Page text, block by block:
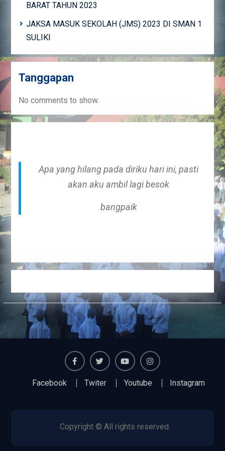
BARAT TAHUN 2023
JAKSA MASUK SEKOLAH (JMS) 2023 DI SMAN 1
SULIKI
Tanggapan
No comments to show.
Apa yang hilang pada diriku hari ini, pasti
akan aku ambil lagi besok
bangpaik
FacebookTwiter Instagram
Facebook Twiter Youtube Instagram
Copyright © All rights reserved.